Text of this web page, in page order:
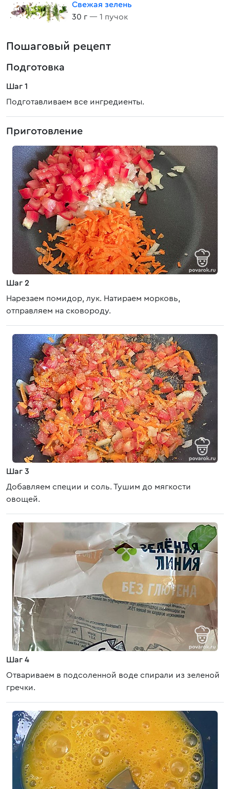
Свежая зелень
30 г — 1 пучок
Пошаговый рецепт
Подготовка
Шаг 1
Подготавливаем все ингредиенты.
Приготовление
Шаг 2
Нарезаем помидор, лук. Натираем морковь,
отправляем на сковороду.
Шаг 3
Добавляем специи и соль. Тушим до мягкости
овощей.
Шаг 4
Отвариваем в подсоленной воде спирали из зеленой
гречки.